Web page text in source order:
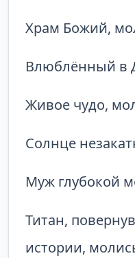
Храм Божий,
Влюблённый в
Живое чудо,
Солнце
Муж глубокой
Титан,
истории,